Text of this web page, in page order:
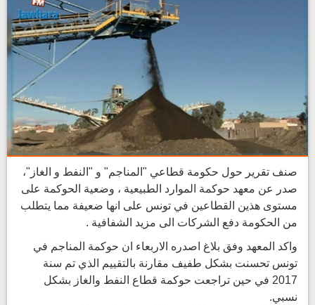
صنف تقرير حول حكومة قطاعي "المناجم" و "النفط و الغاز"،
صدر عن معهد حوكمة الموارد الطبيعية ، وضعية الحوكمة على
مستوى هذين القطاعين في تونس على انها ضعيفة مما يتطلب
من الحكومة دفع الشركات الى مزيد الشفافية .
واكد المعهد وفق بلاغ اصدره الاربعاء ان حوكمة المناجم في
تونس تحسنت بشكل طفيف مقارنة بالتقييم الذي تم سنة
2017 في حين تراجعت حوكمة قطاع النفط والغاز بشكل
نسبي.